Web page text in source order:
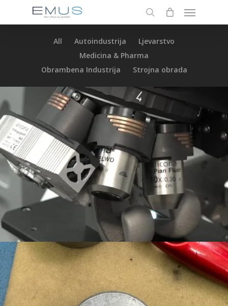
search
Menu
All Autoindustrija
Ljevarstvo
Medicina & Pharma
Obrambena Industrija
Strojna obrada